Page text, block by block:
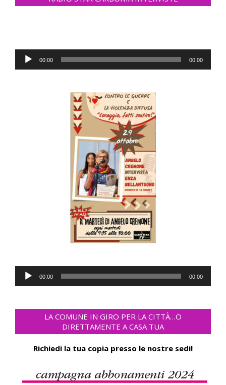
Audio
Player
00:00 00:00
Audio
Player
00:00 00:00
LA COMUNE IN GIRO PER LA CITTÀ…O
DIRETTAMENTE A CASA TUA
Richiedi la tua copia presso le nostre sedi!